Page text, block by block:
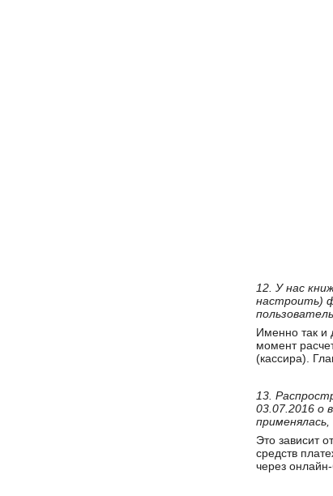
12. У нас
настроить)
Именно так и
момент
(кассира).
13.
03.07.2016 о
Это зависит
средств
через